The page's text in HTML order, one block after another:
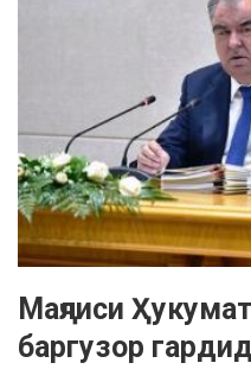
Маҷлиси
баргузор гардид